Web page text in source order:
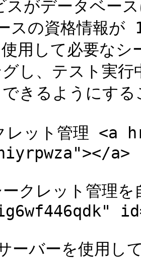
スがデータベー
スの資格情報
用して必要な
グし、テスト実
きるようにす
レット管理 <a
a>
クレット管理
バーを使用し